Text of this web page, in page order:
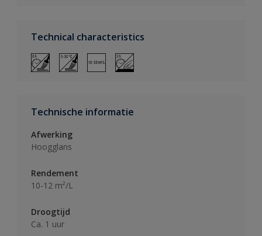
Technical characteristics
Technische informatie
Afwerking
Hoogglans
Rendement
10-12 m²/L
Droogtijd
Ca. 1 uur